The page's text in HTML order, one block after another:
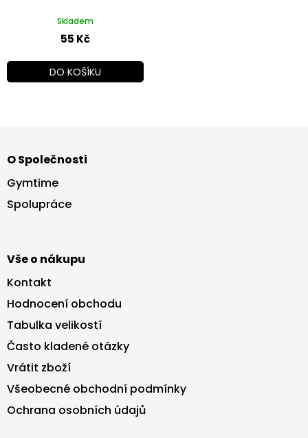
Skladem
55 Kč
DO KOŠÍKU
p
a
O Společnosti
Gymtime
Spolupráce
Vše o nákupu
Kontakt
Hodnocení obchodu
Tabulka velikostí
Často kladené otázky
Vrátit zboží
Všeobecné obchodní podmínky
Ochrana osobních údajů